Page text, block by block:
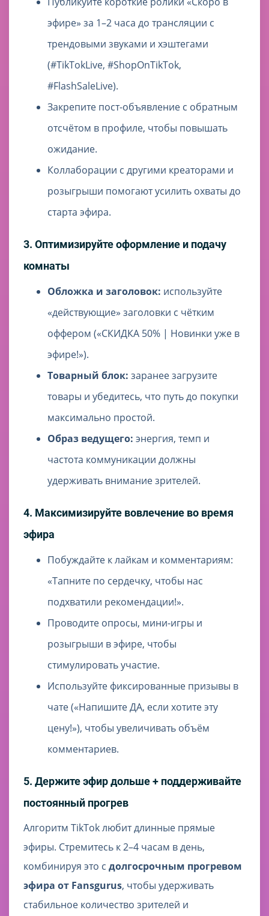
эфире» за 1–2 часа до трансляции с
трендовыми звуками и хэштегами
(#TikTokLive, #ShopOnTikTok,
#FlashSaleLive).
Закрепите пост-объявление с обратным
отсчётом в профиле, чтобы повышать
ожидание.
Коллаборации с другими креаторами и
розыгрыши помогают усилить охваты до
старта эфира.
3. Оптимизируйте оформление и подачу
комнаты
Обложка и заголовок: используйте
«действующие» заголовки с чётким
оффером («СКИДКА 50% | Новинки уже в
эфире!»).
Товарный блок: заранее загрузите
товары и убедитесь, что путь до покупки
максимально простой.
Образ ведущего: энергия, темп и
частота коммуникации должны
удерживать внимание зрителей.
4. Максимизируйте вовлечение во время
эфира
Побуждайте к лайкам и комментариям:
«Тапните по сердечку, чтобы нас
подхватили рекомендации!».
Проводите опросы, мини-игры и
розыгрыши в эфире, чтобы
стимулировать участие.
Используйте фиксированные призывы в
чате («Напишите ДА, если хотите эту
цену!»), чтобы увеличивать объём
комментариев.
5. Держите эфир дольше + поддерживайте
постоянный прогрев
Алгоритм TikTok любит длинные прямые
эфиры. Стремитесь к 2–4 часам в день,
комбинируя это с долгосрочным прогревом
эфира от Fansgurus, чтобы удерживать
стабильное количество зрителей и